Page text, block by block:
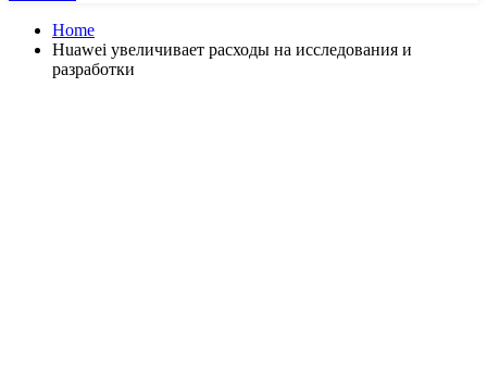
Home
Huawei увеличивает расходы на исследования и
разработки